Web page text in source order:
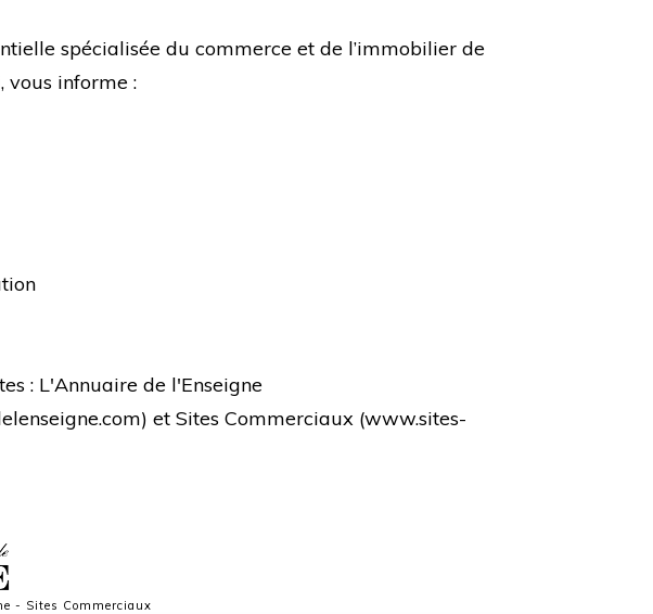
spécialisée du commerce et de l’immobilier de
vous informe :
: L'Annuaire de l'Enseigne
) et Sites Commerciaux (www.sites-
- Sites Commerciaux